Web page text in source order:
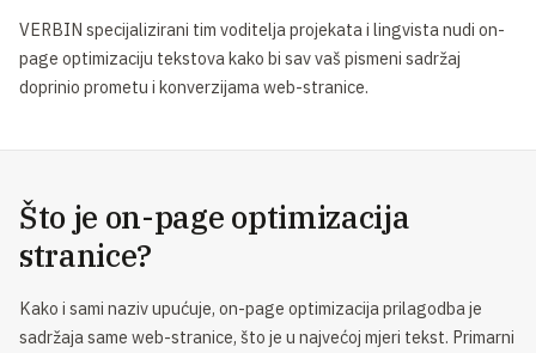
VERBIN specijalizirani tim voditelja projekata i lingvista nudi on-
page optimizaciju tekstova kako bi sav vaš pismeni sadržaj
doprinio prometu i konverzijama web-stranice.
Što je on-page optimizacija
stranice?
Kako i sami naziv upućuje, on-page optimizacija prilagodba je
sadržaja same web-stranice, što je u najvećoj mjeri tekst. Primarni